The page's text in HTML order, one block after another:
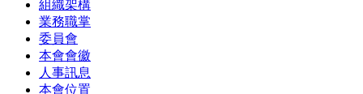
組織架構
業務職掌
委員會
本會會徽
人事訊息
本會位置